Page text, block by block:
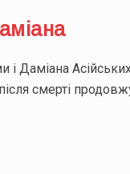
і Даміана
смерті